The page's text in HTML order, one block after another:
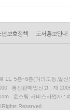
년보호정책 도서홍보안내
11, 5층~6층(여의도동,일신
통신판매업신고 : 제
호스팅 서비스사업자 :
Reserved.